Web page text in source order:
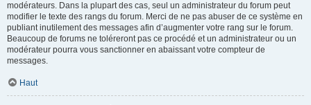
modérateurs. Dans la plupart des cas, seul un administrateur du forum peut
modifier le texte des rangs du forum. Merci de ne pas abuser de ce système en
publiant inutilement des messages afin d’augmenter votre rang sur le forum.
Beaucoup de forums ne toléreront pas ce procédé et un administrateur ou un
modérateur pourra vous sanctionner en abaissant votre compteur de
messages.
Haut